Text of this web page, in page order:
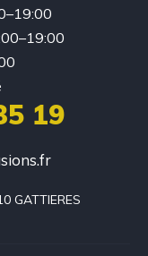
19
GATTIERES